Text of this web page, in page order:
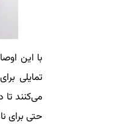
با این
تمایلی
می‌کنند
حتی برای